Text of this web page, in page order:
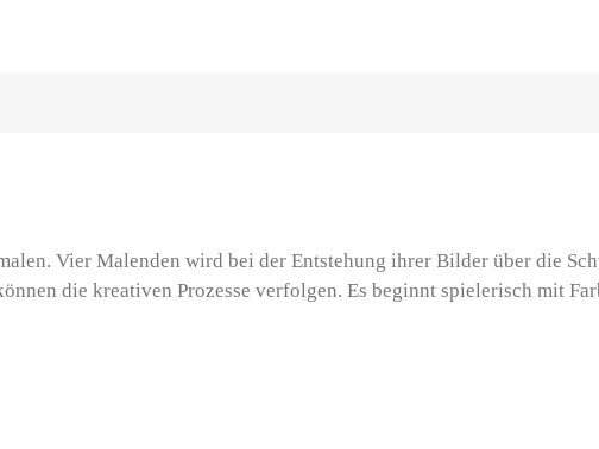
Vier Malenden wird bei der Entstehung ihrer Bilder über die
die kreativen Prozesse verfolgen. Es beginnt spielerisch mit